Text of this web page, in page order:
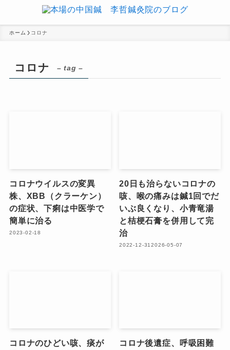
ホーム コロナ
コロナ – tag –
コロナウイルスの変異
株、XBB（クラーケン）
の症状、下痢は中医学で
簡単に治る
2023-02-18
20日も治らないコロナの
咳、喉の痛みは鍼1回でだ
いぶ良くなり、小青竜湯
と桔梗石膏を併用して完
治
2022-12-312026-05-07
コロナのひどい咳、痰が
コロナ後遺症、呼吸困難